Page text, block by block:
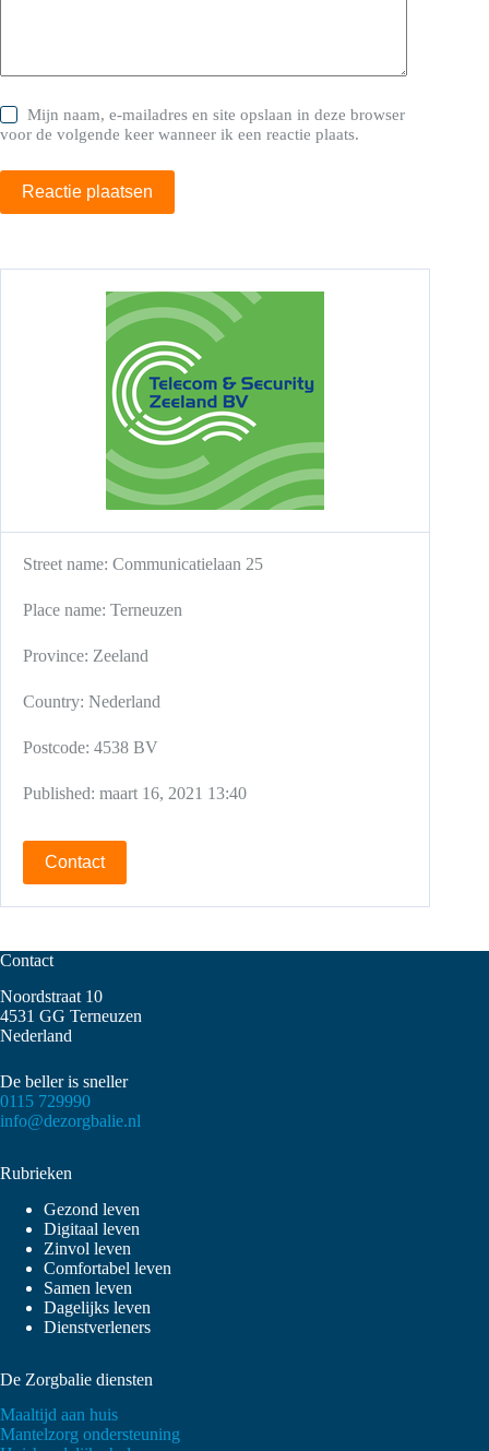
Mijn naam, e-mailadres en site opslaan in deze browser
voor de volgende keer wanneer ik een reactie plaats.
Reactie plaatsen
Street name: Communicatielaan 25
Place name: Terneuzen
Province: Zeeland
Country: Nederland
Postcode: 4538 BV
Published: maart 16, 2021 13:40
Contact
Contact
Noordstraat 10
4531 GG Terneuzen
Nederland
De beller is sneller
0115 729990
info@dezorgbalie.nl
Rubrieken
Gezond leven
Digitaal leven
Zinvol leven
Comfortabel leven
Samen leven
Dagelijks leven
Dienstverleners
De Zorgbalie diensten
Maaltijd aan huis
Mantelzorg ondersteuning